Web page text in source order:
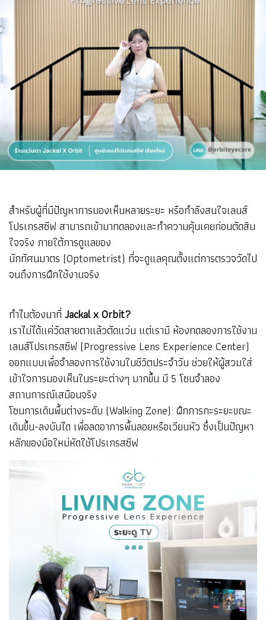
สำหรับผู้ที่มีปัญหาการมองเห็นหลายระยะ หรือกำลังสนใจเลนส์
โปรเกรสซีฟ สามารถเข้ามาทดลองและทำความคุ้นเคยก่อนตัดสิน
ใจจริง ภายใต้การดูแลของ
นักทัศนมาตร (Optometrist) ที่จะดูแลคุณตั้งแต่การตรวจวัดไป
จนถึงการฝึกใช้งานจริง
ทำไมต้องมาที่ Jackal x Orbit?
เราไม่ได้แค่วัดสายตาแล้วตัดแว่น แต่เรามี ห้องทดลองการใช้งาน
เลนส์โปรเกรสซีฟ (Progressive Lens Experience Center)
ออกแบบเพื่อจำลองการใช้งานในชีวิตประจำวัน ช่วยให้ผู้สวมใส่
เข้าใจการมองเห็นในระยะต่างๆ มากขึ้น มี 5 โซนจำลอง
สถานการณ์เสมือนจริง
โซนการเดินพื้นต่างระดับ (Walking Zone): ฝึกการกะระยะขณะ
เดินขึ้น-ลงบันได เพื่อลดอาการพื้นลอยหรือเวียนหัว ซึ่งเป็นปัญหา
หลักของมือใหม่หัดใช้โปรเกรสซีฟ